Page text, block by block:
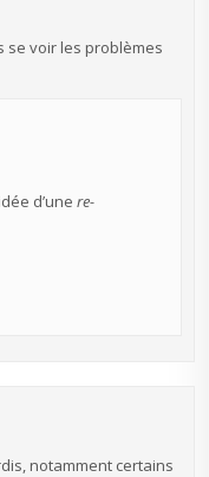
se voir les problèmes
d’une re-
notamment certains